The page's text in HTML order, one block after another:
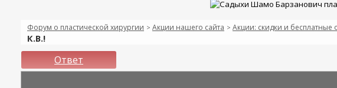
Форум о пластической хирургии > Акции нашего сайта > Акции: скидки и бесплатные
К.В.!
Ответ